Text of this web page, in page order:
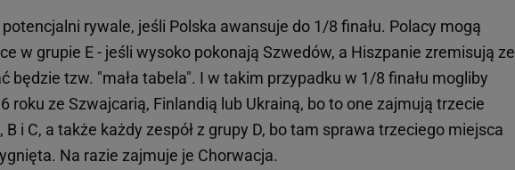
rywale, jeśli Polska awansuje do 1/8 finału. Polacy mogą
w grupie E - jeśli wysoko pokonają Szwedów, a Hiszpanie zremisują ze
będzie tzw. "mała tabela". I w takim przypadku w 1/8 finału mogliby
roku ze Szwajcarią, Finlandią lub Ukrainą, bo to one zajmują trzecie
i C, a także każdy zespół z grupy D, bo tam sprawa trzeciego miejsca
Na razie zajmuje je Chorwacja.